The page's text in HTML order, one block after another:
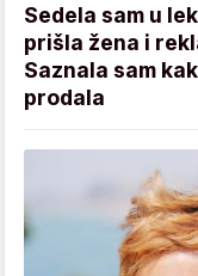
Sedela sam u
prišla žena i
Saznala sam
prodala